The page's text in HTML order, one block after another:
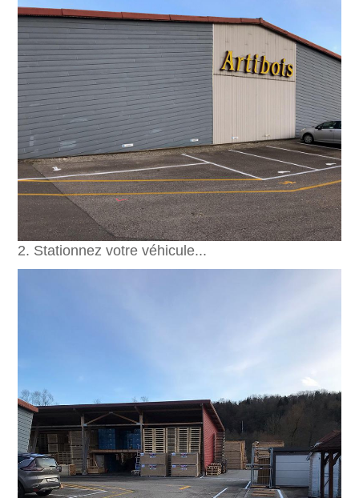
2. Stationnez votre véhicule...